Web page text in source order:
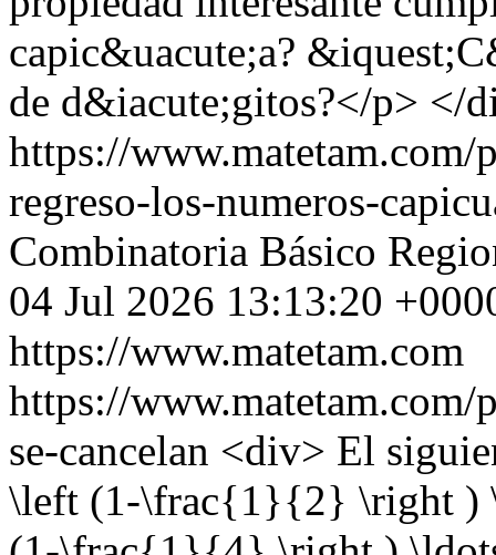
capic&uacute;a?
de d&iacute;gitos?</p>
https://
regreso-los-numeros-
Combinatoria Básico
04 Jul 2026 13:13:20
https://www.matetam.com
https://www.matetam.com/
se-cancelan <div> El
\left (1-\frac{1}{2} \right